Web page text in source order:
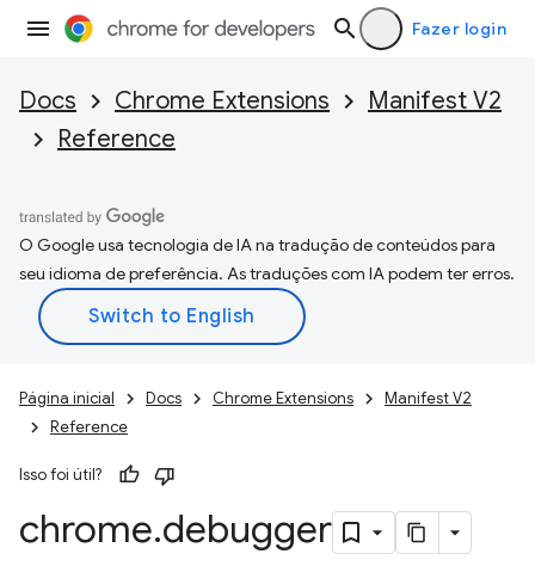
Fazer login
Docs Chrome Extensions
Manifest V2
Reference
O Google usa tecnologia de IA na tradução de conteúdos para
seu idioma de preferência. As traduções com IA podem ter erros.
Página inicial Docs Chrome Extensions
Manifest V2
Reference
Isso foi útil?
chrome.debugger